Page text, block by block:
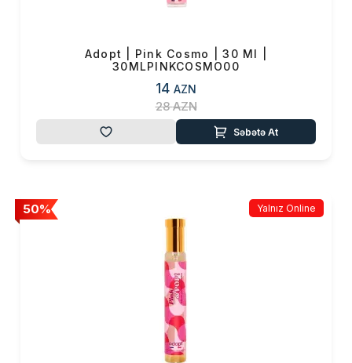
Adopt | Pink Cosmo | 30 Ml |
30MLPINKCOSMO00
14 AZN
28AZN
Səbətə At
50% Yalnız Online